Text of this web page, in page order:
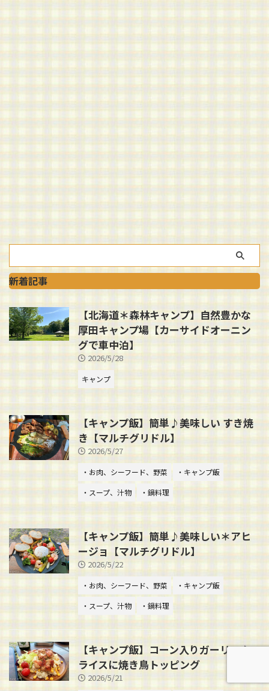
新着記事
【北海道＊森林キャンプ】自然豊かな
厚田キャンプ場【カーサイドオーニン
グで車中泊】
2026/5/28
キャンプ
【キャンプ飯】簡単♪美味しい すき焼
き【マルチグリドル】
2026/5/27
・お肉、シーフード、野菜
・キャンプ飯
・スープ、汁物
・鍋料理
【キャンプ飯】簡単♪美味しい＊アヒ
ージョ【マルチグリドル】
2026/5/22
・お肉、シーフード、野菜
・キャンプ飯
・スープ、汁物
・鍋料理
【キャンプ飯】コーン入りガーリック
ライスに焼き鳥トッピング
2026/5/21